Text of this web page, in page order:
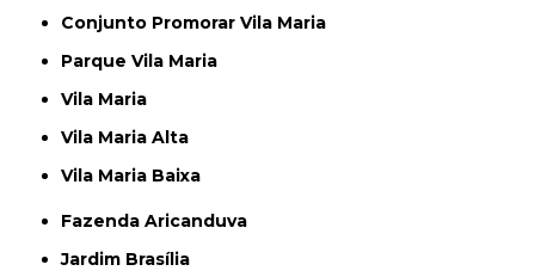
Conjunto Promorar Vila Maria
Parque Vila Maria
Vila Maria
Vila Maria Alta
Vila Maria Baixa
Fazenda Aricanduva
Jardim Brasília